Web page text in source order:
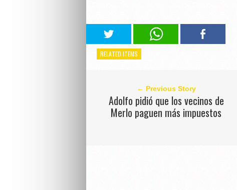
RELATED ITEMS
← Previous Story
Adolfo pidió que los vecinos de
Merlo paguen más impuestos